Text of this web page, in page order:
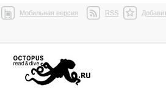
Мобильная версия RSS